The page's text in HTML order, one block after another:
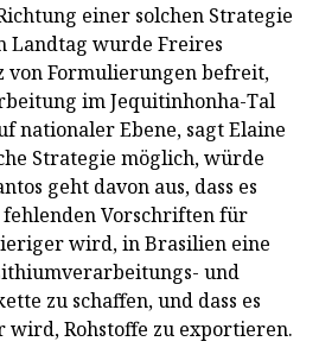
einer solchen Strategie
Landtag wurde Freires
von Formulierungen befreit,
im Jequitinhonha-Tal
nationaler Ebene, sagt Elaine
Strategie möglich, würde
geht davon aus, dass es
Vorschriften für
wird, in Brasilien eine
und
zu schaffen, und dass es
Rohstoffe zu exportieren.